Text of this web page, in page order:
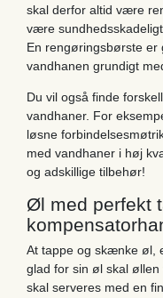
skal derfor altid være
være
En rengøringsbørste er
vandhanen grundigt
Du vil også finde
vandhaner. For
løsne
med vandhaner i høj
og adskillige tilbehør!
Øl med perfekt
At tappe og skænke øl,
glad for sin øl skal
skal serveres med en